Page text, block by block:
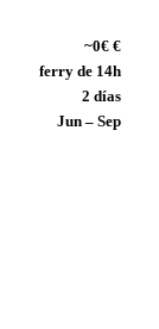
~0€ €
ferry de 14h
2 días
Jun – Sep